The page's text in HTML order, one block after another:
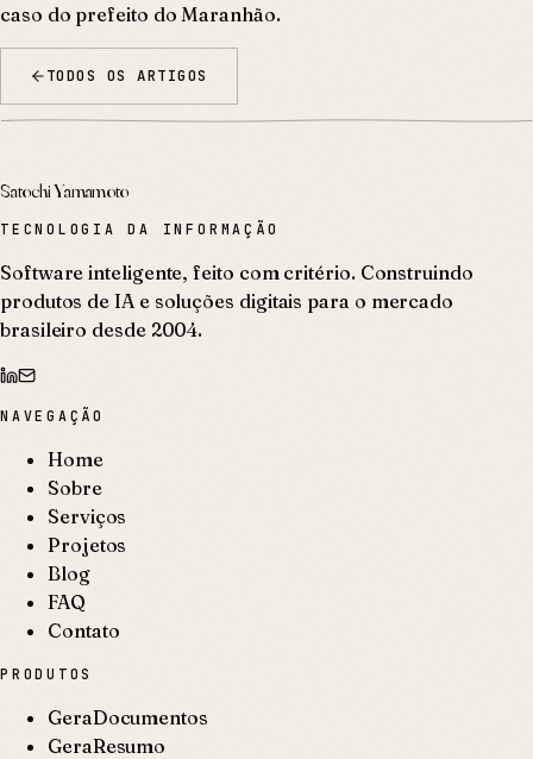
caso do prefeito do Maranhão.
TODOS OS ARTIGOS
Satochi Yamamoto
TECNOLOGIA DA INFORMAÇÃO
Software inteligente, feito com critério. Construindo
produtos de IA e soluções digitais para o mercado
brasileiro desde 2004.
NAVEGAÇÃO
Home
Sobre
Serviços
Projetos
Blog
FAQ
Contato
PRODUTOS
GeraDocumentos
GeraResumo